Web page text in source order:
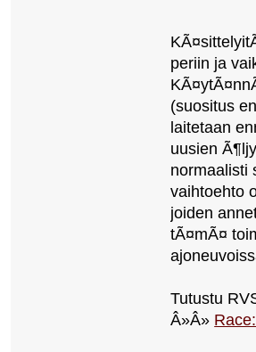
periin ja
(suositus
laitetaan
uusien
normaalisti
vaihtoehto
joiden
tÃ¤mÃ¤
Tutustu
Â»Â»